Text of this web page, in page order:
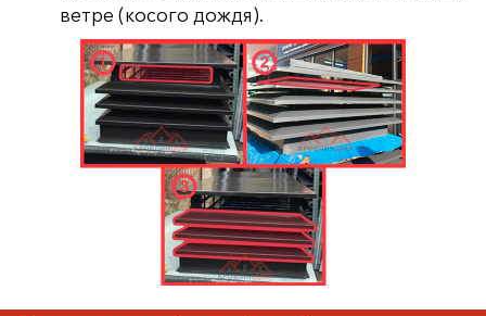
ветре (косого дождя).